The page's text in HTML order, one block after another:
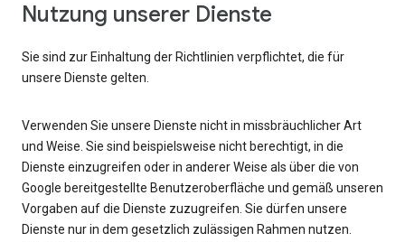
Nutzung unserer Dienste
Sie sind zur Einhaltung der Richtlinien verpflichtet, die für
unsere Dienste gelten.
Verwenden Sie unsere Dienste nicht in missbräuchlicher Art
und Weise. Sie sind beispielsweise nicht berechtigt, in die
Dienste einzugreifen oder in anderer Weise als über die von
Google bereitgestellte Benutzeroberfläche und gemäß unseren
Vorgaben auf die Dienste zuzugreifen. Sie dürfen unsere
Dienste nur in dem gesetzlich zulässigen Rahmen nutzen.